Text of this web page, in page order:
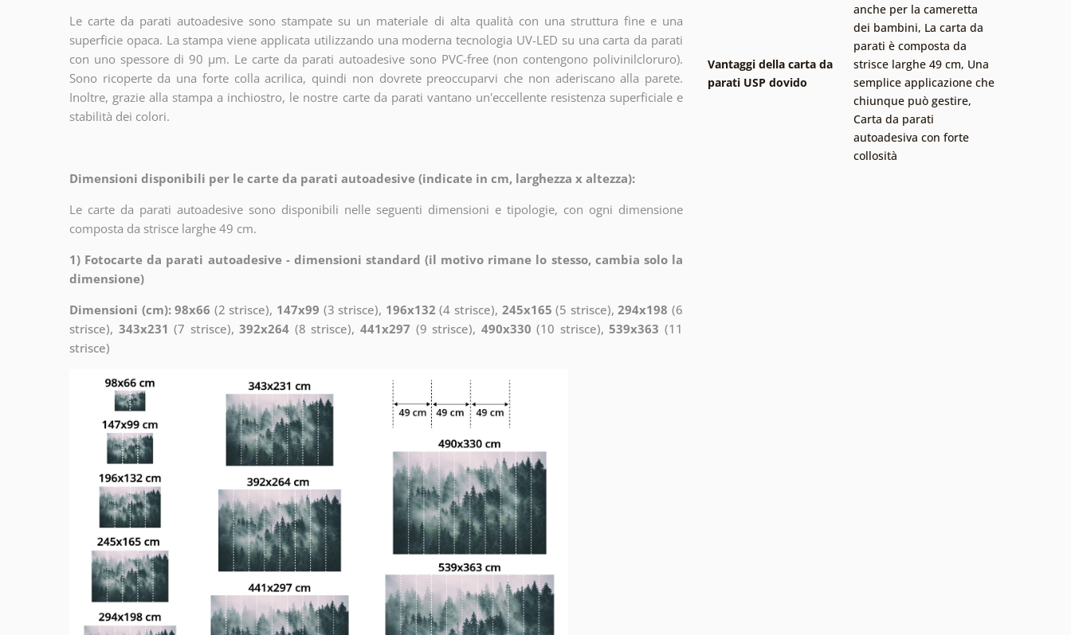
Le carte da parati autoadesive sono stampate su un materiale di alta qualità con una struttura fine e una
superficie opaca. La stampa viene applicata utilizzando una moderna tecnologia UV-LED su una carta da parati
con uno spessore di 90 µm. Le carte da parati autoadesive sono PVC-free (non contengono polivinilcloruro).
Sono ricoperte da una forte colla acrilica, quindi non dovrete preoccuparvi che non aderiscano alla parete.
Inoltre, grazie alla stampa a inchiostro, le nostre carte da parati vantano un'eccellente resistenza superficiale e
stabilità dei colori.
Dimensioni disponibili per le carte da parati autoadesive (indicate in cm, larghezza x altezza):
Le carte da parati autoadesive sono disponibili nelle seguenti dimensioni e tipologie, con ogni dimensione
composta da strisce larghe 49 cm.
1) Fotocarte da parati autoadesive - dimensioni standard (il motivo rimane lo stesso, cambia solo la
dimensione)
Dimensioni (cm): 98x66 (2 strisce), 147x99 (3 strisce), 196x132 (4 strisce), 245x165 (5 strisce),294x198 (6
strisce), 343x231 (7 strisce),392x264 (8 strisce),441x297 (9 strisce), 490x330 (10 strisce),539x363 (11
strisce)
Vantaggi della carta da
parati USP dovido
anche per la cameretta
dei bambini, La carta da
parati è composta da
strisce larghe 49 cm, Una
semplice applicazione che
chiunque può gestire,
Carta da parati
autoadesiva con forte
collosità